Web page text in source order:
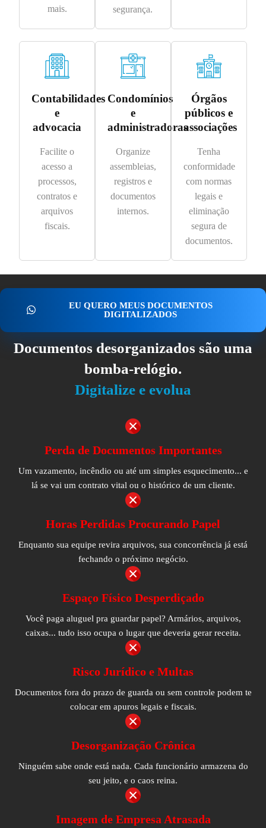
mais.
segurança.
Contabilidades
e
advocacia
Facilite o
acesso a
processos,
contratos e
arquivos
fiscais.
Condomínios
e
administradoras
Organize
assembleias,
registros e
documentos
internos.
Órgãos
públicos e
associações
Tenha
conformidade
com normas
legais e
eliminação
segura de
documentos.
EU QUERO MEUS DOCUMENTOS
DIGITALIZADOS
Documentos desorganizados são uma
bomba-relógio.
Digitalize e evolua
Perda de Documentos Importantes
Um vazamento, incêndio ou até um simples esquecimento... e
lá se vai um contrato vital ou o histórico de um cliente.
Horas Perdidas Procurando Papel
Enquanto sua equipe revira arquivos, sua concorrência já está
fechando o próximo negócio.
Espaço Físico Desperdiçado
Você paga aluguel pra guardar papel? Armários, arquivos,
caixas... tudo isso ocupa o lugar que deveria gerar receita.
Risco Jurídico e Multas
Documentos fora do prazo de guarda ou sem controle podem te
colocar em apuros legais e fiscais.
Desorganização Crônica
Ninguém sabe onde está nada. Cada funcionário armazena do
seu jeito, e o caos reina.
Imagem de Empresa Atrasada